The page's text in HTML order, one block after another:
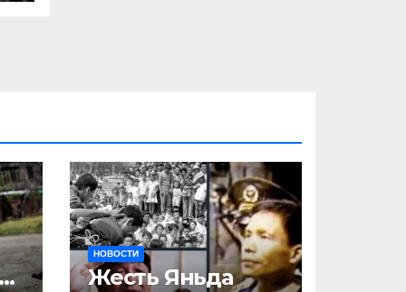
НОВОСТИ
Жесть Яньда